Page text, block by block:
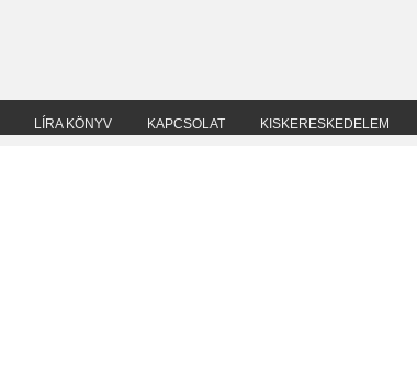
LÍRA KÖNYV KAPCSOLAT KISKERESKEDELEM